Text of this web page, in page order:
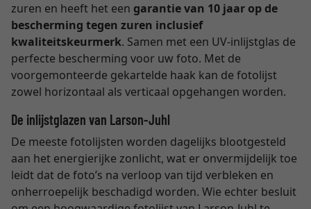
zuren en heeft het een garantie van 10 jaar op de
bescherming tegen zuren inclusief
kwaliteitskeurmerk. Samen met een UV-inlijstglas de
perfecte bescherming voor uw foto. Met de
voorgemonteerde gekartelde haak kan de fotolijst
zowel horizontaal als verticaal opgehangen worden.
De inlijstglazen van Larson-Juhl
De meeste fotolijsten worden dagelijks blootgesteld
aan het energierijke zonlicht, wat er onvermijdelijk toe
leidt dat de foto’s na verloop van tijd verbleken en
onherroepelijk beschadigd worden. Wie echter besluit